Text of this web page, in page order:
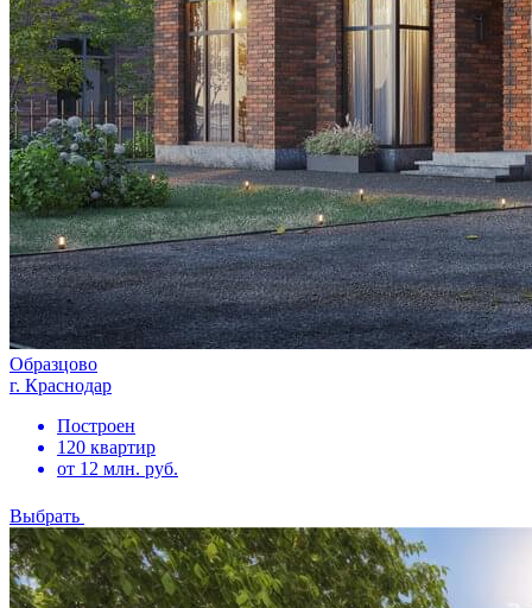
Образцово
г. Краснодар
Построен
120 квартир
от 12 млн. руб.
Выбрать